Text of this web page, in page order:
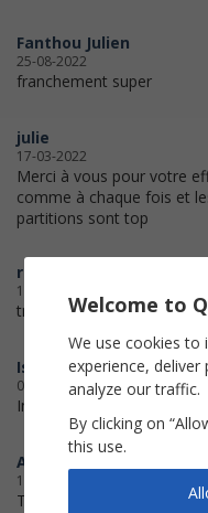
Fanthou Julien
25-08-2022
franchement super
julie
17-03-2022
Merci à vous pour votre
comme à chaque fois et
partitions sont top
rnicotom
12-10-2021
tres bien merci
Isabelle
01-09-2021
Impeccable !
Aurore
13-02-2021
Très bien
Welcome to
We use cookies to
experience,
analyze our traffic.
By clicking on
this use.